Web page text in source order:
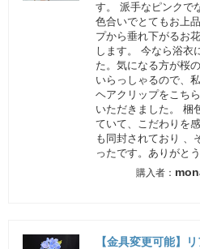
す。 派手なピンクで
色合いでとてもお上
プから垂れ下がるお
します。 今なら浴衣
た。気になる方が桜
いらっしゃるので、
ヘアクリップをこち
いただきました。 梱
ていて、こだわりを
も同封されており 、
ったです。ありがと
【金具変更可能】